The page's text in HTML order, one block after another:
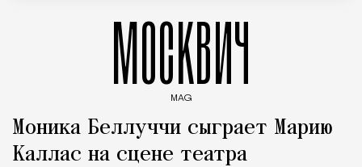
МОСКВИЧ
MAG
Моника Беллуччи сыграет Марию
Каллас на сцене театра